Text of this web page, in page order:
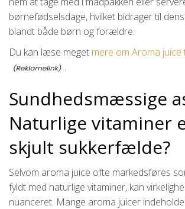
børnefødselsdage, hvilket bidrager til
blandt både børn og forældre.
Du kan læse meget mere om Aroma juice
.
Sundhedsmæssige
Naturlige vitaminer
skjult sukkerfælde?
Selvom aroma juice ofte markedsføres
fyldt med naturlige vitaminer, kan
nuanceret. Mange aroma juicer